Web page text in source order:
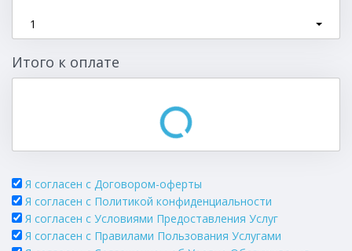
1
Итого к оплате
Я согласен с Договором-оферты
Я согласен с Политикой конфиденциальности
Я согласен с Условиями Предоставления Услуг
Я согласен с Правилами Пользования Услугами